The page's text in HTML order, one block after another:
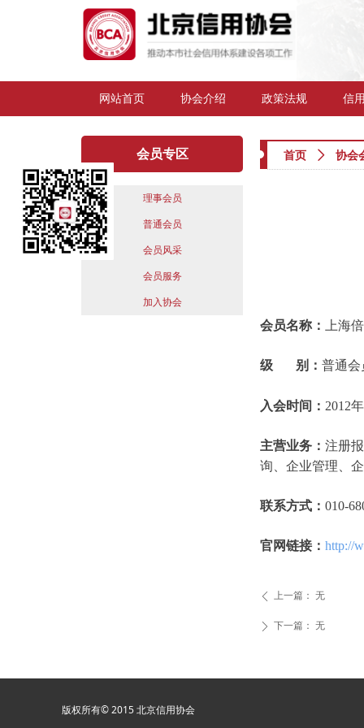
网站首页 协会介绍 政策法规 信
会员名称： 上海
级 别： 普通会
入会时间： 2012
主营业务： 注册
询、企业管理、
联系方式： 010-
官网链接： http://
会员专区
理事会员
普通会员
会员风采
会员服务
加入协会
ꄴ 上一篇： 无
ꄲ 下一篇： 无
首页 ꄲ 协会
版权所有© 2015 北京信用协会